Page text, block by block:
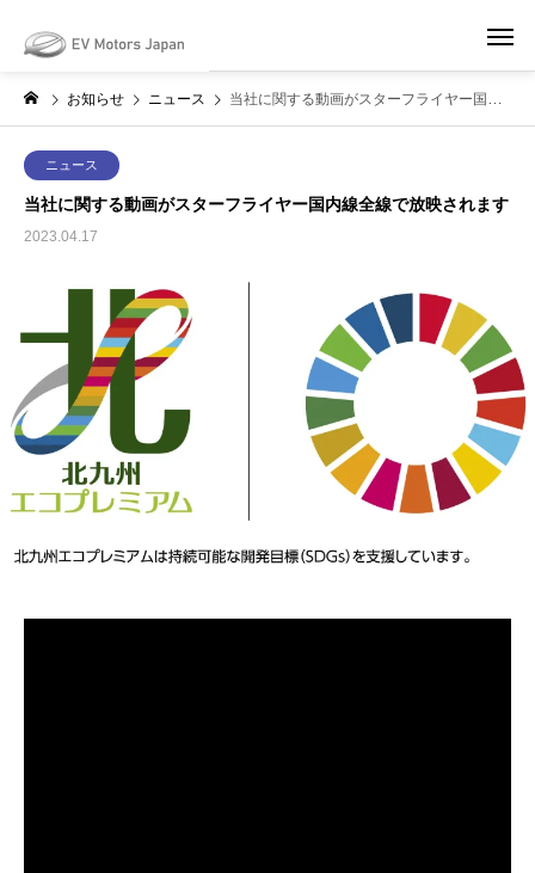
お知らせ ニュース 当社に関する動画がスターフライヤー国内線全線で放映されます
ニュース
当社に関する動画がスターフライヤー国内線全線で放映されます
2023.04.17
seriously. Please see our privacy policy for details and any questions.
Yes